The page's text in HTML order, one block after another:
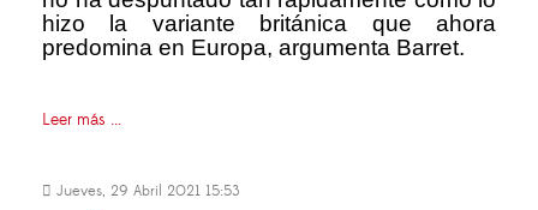
hizo la variante británica que ahora
predomina en Europa, argumenta Barret.
Leer más ...
Jueves, 29 Abril 2021 15:53